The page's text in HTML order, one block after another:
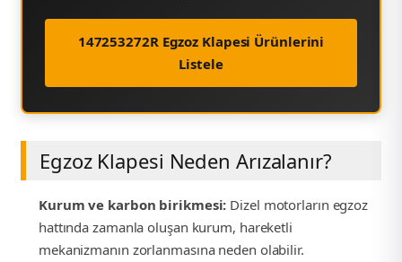
147253272R Egzoz Klapesi Ürünlerini
Listele
Egzoz Klapesi Neden Arızalanır?
Kurum ve karbon birikmesi: Dizel motorların egzoz
hattında zamanla oluşan kurum, hareketli
mekanizmanın zorlanmasına neden olabilir.